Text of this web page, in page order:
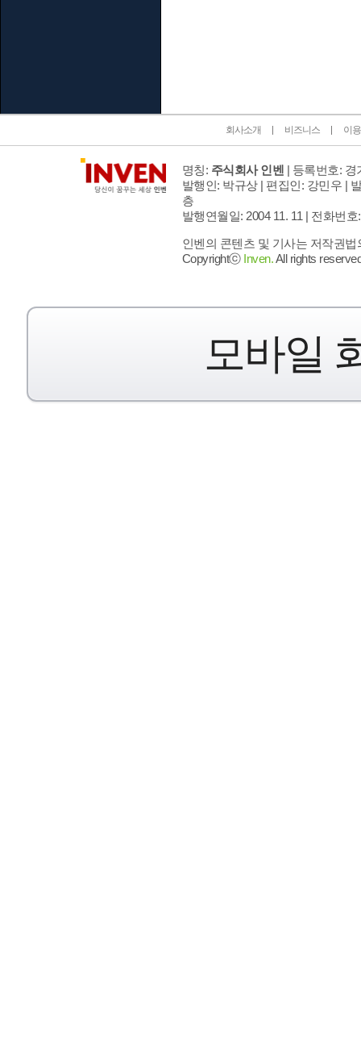
회사소개 비즈니스 이
명칭: 주식회사 인벤 | 등록번호: 경
발행인: 박규상 | 편집인: 강민우 |
층
발행연월일: 2004 11. 11 | 전화번호
인벤의 콘텐츠 및 기사는 저작권
Copyrightⓒ Inven.All rights
모바일